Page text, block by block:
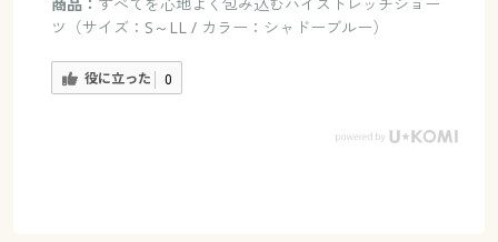
ツ（サイズ：S～LL / カラー：シャドーブルー）
役に立った 0